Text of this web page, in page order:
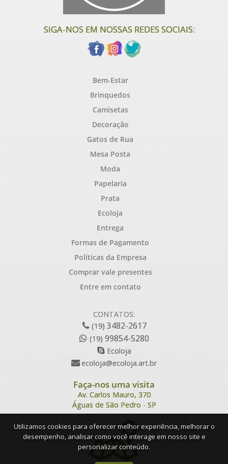
SIGA-NOS EM NOSSAS REDES SOCIAIS:
Bem-Estar
Brinquedos
Camisetas
Decoração
Gatos de Rua
Mesa Posta
Moda
Papelaria
Prata
Ecoloja
Entrega
Formas de Pagamento
Políticas da Empresa
Comprar vale presentes
Entre em contato
CONTATOS:
(19)3482-2617
(19)99854-5280
Ecoloja
ecoloja@ecoloja.art.br
Faça-nos uma visita
Av. Carlos Mauro, 370
Águas de São Pedro - SP
Utilizamos cookies para oferecer melhor experiência, melhorar o
desempenho, analisar como você interage em nosso site e
personalizar conteúdo.